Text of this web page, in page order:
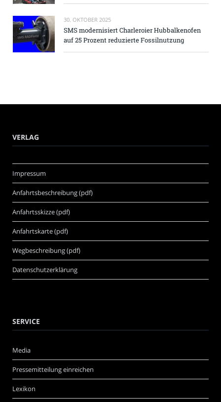
30. OKTOBER 2025
SMS modernisiert Charleroier Hubbalkenofen
auf 25 Prozent reduzierte Fossilnutzung
VERLAG
Impressum
Anfahrtsbeschreibung (pdf)
Anfahrtsskizze (pdf)
Anfahrtskarte (pdf)
Wegbeschreibung (pdf)
Datenschutzerklärung
SERVICE
Media
Pressemitteilung einreichen
Lexikon